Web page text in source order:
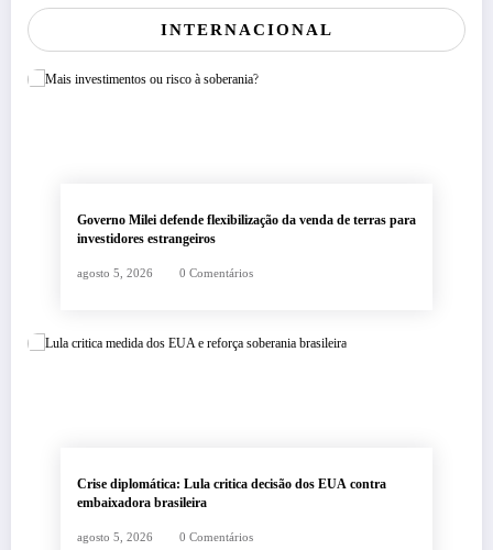
INTERNACIONAL
Governo Milei defende flexibilização da venda de terras para
investidores estrangeiros
agosto 5, 2026 0 Comentários
Crise diplomática: Lula critica decisão dos EUA contra
embaixadora brasileira
agosto 5, 2026 0 Comentários